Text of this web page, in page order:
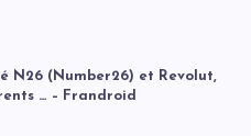
N26 (Number26) et Revolut,
… – Frandroid